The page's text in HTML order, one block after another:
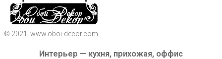
© 2021, www.oboi-decor.com
Интерьер — кухня, прихожая, оффис